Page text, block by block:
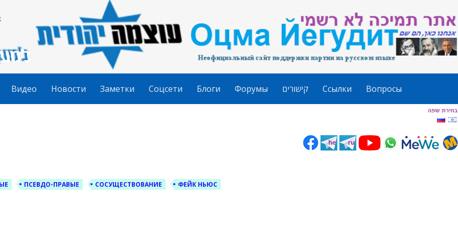
Видео Новости Заметки Соцсети Блоги Форумы קישורים Ссылки Вопросы
ПСЕВДО-ПРАВЫЕ СОСУЩЕСТВОВАНИЕ ФЕЙК НЬЮС